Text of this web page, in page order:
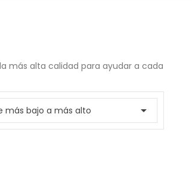
más alta calidad para ayudar a cada
más bajo a más alto 